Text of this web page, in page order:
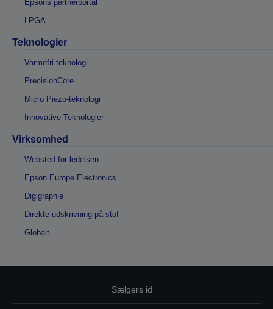
Epsons partnerportal
LPGA
Teknologier
Varmefri teknologi
PrecisionCore
Micro Piezo-teknologi
Innovative Teknologier
Virksomhed
Websted for ledelsen
Epson Europe Electronics
Digigraphie
Direkte udskrivning på stof
Globalt
Sælgers id